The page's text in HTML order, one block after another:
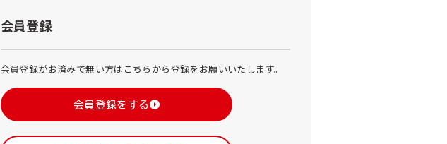
会員登録
会員登録がお済みで無い方はこちらから登録をお願いいたします。
会員登録をする